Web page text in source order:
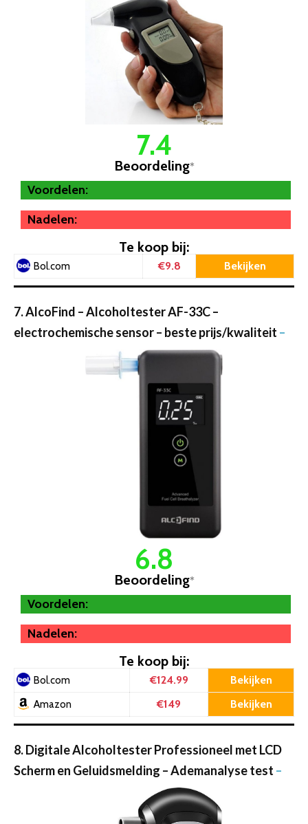
7.4
Beoordeling*
Voordelen:
Nadelen:
Te koop bij:
Bol.com €9.8 Bekijken
7. AlcoFind – Alcoholtester AF-33C –
electrochemische sensor – beste prijs/kwaliteit –
6.8
Beoordeling*
Voordelen:
Nadelen:
Te koop bij:
Bol.com €124.99 Bekijken
Amazon €149 Bekijken
8. Digitale Alcoholtester Professioneel met LCD
Scherm en Geluidsmelding – Ademanalyse test –